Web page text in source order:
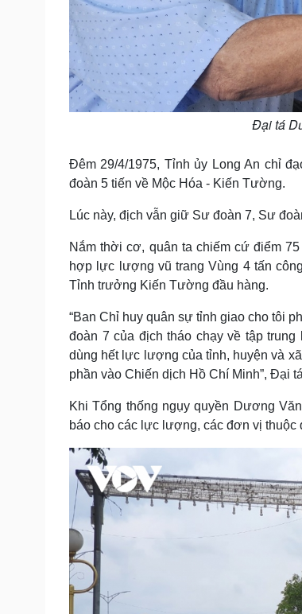
Đại tá
Đêm 29/4/1975, Tỉnh ủy Long An chỉ
đoàn 5 tiến về Mộc Hóa - Kiến Tường.
Lúc này, địch vẫn giữ Sư đoàn 7, Sư
Nắm thời cơ, quân ta chiếm cứ điểm
hợp lực lượng vũ trang Vùng 4 tấn
Tỉnh trưởng Kiến Tường đầu hàng.
“Ban Chỉ huy quân sự tỉnh giao cho tôi
đoàn 7 của địch tháo chạy về tập
dùng hết lực lượng của tỉnh, huyện và
phần vào Chiến dịch Hồ Chí Minh”, Đại
Khi Tổng thống ngụy quyền Dương
báo cho các lực lượng, các đơn vị thuộc